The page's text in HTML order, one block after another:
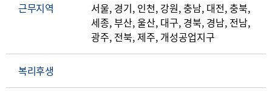
근무지역
서울, 경기, 인천, 강원, 충남, 대전, 충북,
세종, 부산, 울산, 대구, 경북, 경남, 전남,
광주, 전북, 제주, 개성공업지구
복리후생